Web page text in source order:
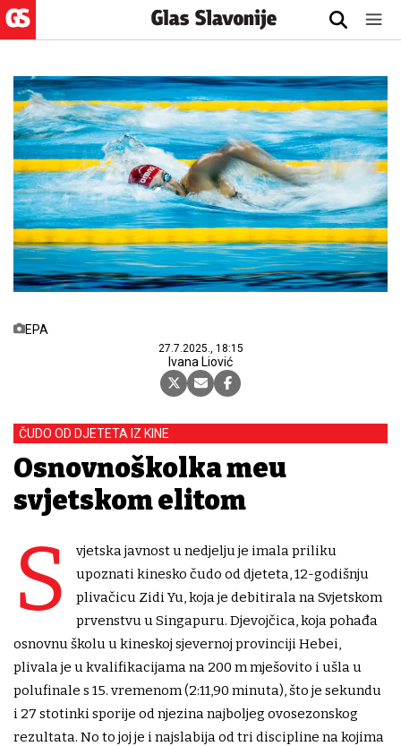
EPA
27.7.2025., 18:15
Ivana Liović
ČUDO OD DJETETA IZ KINE
Osnovnoškolka među
svjetskom elitom
S
vjetska javnost u nedjelju je imala priliku
upoznati kinesko čudo od djeteta, 12-godišnju
plivačicu Zidi Yu, koja je debitirala na Svjetskom
prvenstvu u Singapuru. Djevojčica, koja pohađa
osnovnu školu u kineskoj sjevernoj provinciji Hebei,
plivala je u kvalifikacijama na 200 m mješovito i ušla u
polufinale s 15. vremenom (2:11,90 minuta), što je sekundu
i 27 stotinki sporije od njezina najboljeg ovosezonskog
rezultata. No to joj je i najslabija od tri discipline na kojima